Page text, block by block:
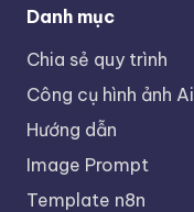
Danh mục
Chia sẻ quy trình
Công cụ hình ảnh Ai
Hướng dẫn
Image Prompt
Template n8n